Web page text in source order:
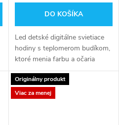
DO KOŠÍKA
Led detské digitálne svietiace
hodiny s teplomerom budíkom,
ktoré menia farbu a očaria
všetky detské oči.
Originálny produkt
Viac za menej